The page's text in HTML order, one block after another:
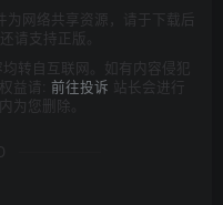
网络共享资源，请于下载后
请支持正版。
转自互联网。如有内容侵犯
益请: 前往投诉 站长会进行
为您删除。